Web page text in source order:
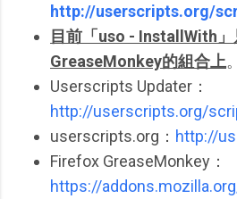
http://userscripts.org/
目前「uso - InstallWith
GreaseMonkey的組合上。
Userscripts Updater：
http://userscripts.org/
userscripts.org： http://
Firefox GreaseMonkey：
https://